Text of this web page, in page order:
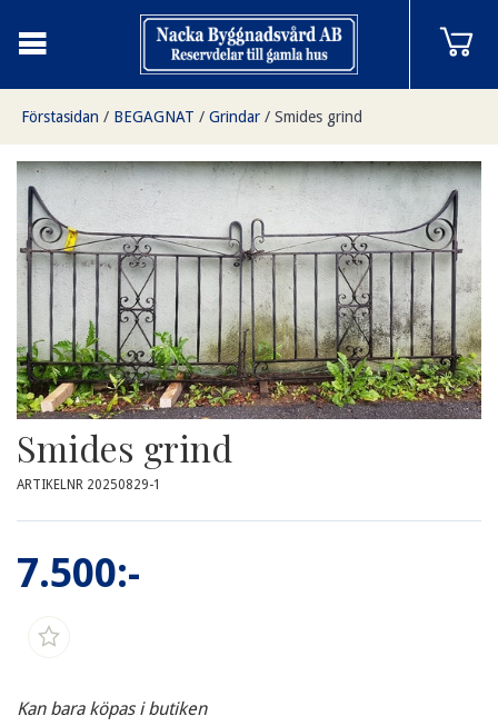
Förstasidan / BEGAGNAT / Grindar / Smides grind
Smides grind
ARTIKELNR 20250829-1
7.500:-
Kan bara köpas i butiken